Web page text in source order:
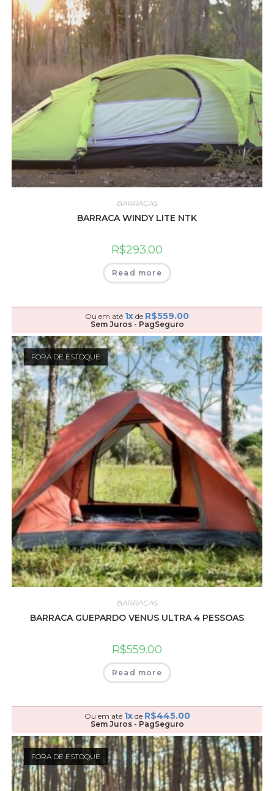
BARRACAS
BARRACA WINDY LITE NTK
R$293.00
Read more
Ou em até 1x de R$559.00
Sem Juros - PagSeguro
FORA DE ESTOQUE
BARRACAS
BARRACA GUEPARDO VENUS ULTRA 4 PESSOAS
R$559.00
Read more
Ou em até 1xde R$445.00
Sem Juros - PagSeguro
FORA DE ESTOQUE